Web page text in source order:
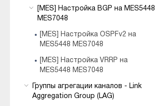
[MES] Настройка BGP на MES5448
MES7048
[MES] Настройка OSPFv2 на
MES5448 MES7048
[MES] Настройка VRRP на
MES5448 MES7048
Группы агрегации каналов - Link
Aggregation Group (LAG)